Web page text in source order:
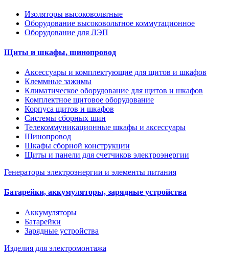
Изоляторы высоковольтные
Оборудование высоковольтное коммутационное
Оборудование для ЛЭП
Щиты и шкафы, шинопровод
Аксессуары и комплектующие для щитов и шкафов
Клеммные зажимы
Климатическое оборудование для щитов и шкафов
Комплектное щитовое оборудование
Корпуса щитов и шкафов
Системы сборных шин
Телекоммуникационные шкафы и аксессуары
Шинопровод
Шкафы сборной конструкции
Щиты и панели для счетчиков электроэнергии
Генераторы электроэнергии и элементы питания
Батарейки, аккумуляторы, зарядные устройства
Аккумуляторы
Батарейки
Зарядные устройства
Изделия для электромонтажа